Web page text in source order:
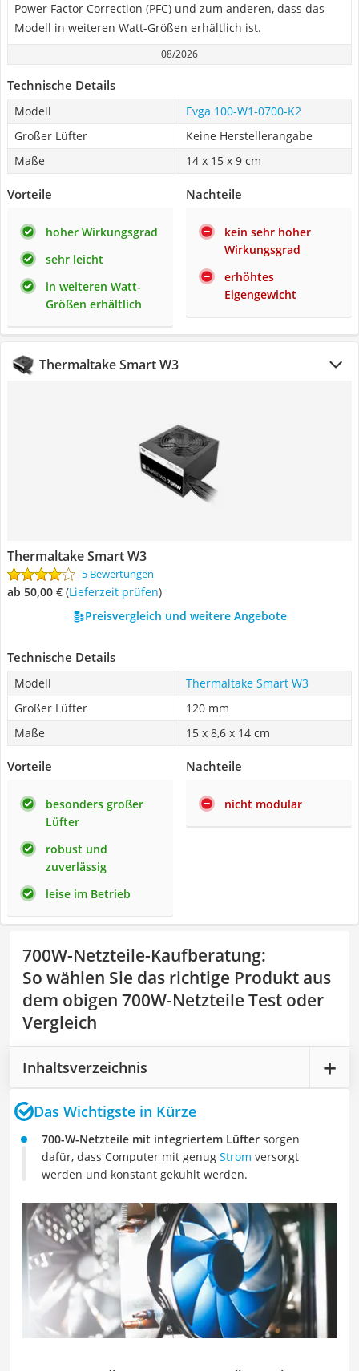
Power Factor Correction (PFC) und zum anderen, dass das
Modell in weiteren Watt-Größen erhältlich ist.
08/2026
Technische Details
Modell
Evga 100-W1-0700-K2
Großer Lüfter
Keine Herstellerangabe
Maße
14 x 15 x 9 cm
Vorteile
hoher Wirkungsgrad
sehr leicht
in weiteren Watt-
Größen erhältlich
Nachteile
kein sehr hoher
Wirkungsgrad
erhöhtes
Eigengewicht
Thermaltake Smart W3
Thermaltake Smart W3
5 Bewertungen
ab 50,00 € (Lieferzeit prüfen)
Preisvergleich und weitere Angebote
Technische Details
Modell
Thermaltake Smart W3
Großer Lüfter
120 mm
Maße
15 x 8,6 x 14 cm
Vorteile
besonders großer
Lüfter
robust und
zuverlässig
leise im Betrieb
Nachteile
nicht modular
700W-Netzteile-Kaufberatung:
So wählen Sie das richtige Produkt aus
dem obigen 700W-Netzteile Test oder
Vergleich
Inhaltsverzeichnis
Das Wichtigste in Kürze
700-W-Netzteile mit integriertem Lüfter sorgen
dafür, dass Computer mit genug Strom versorgt
werden und konstant gekühlt werden.